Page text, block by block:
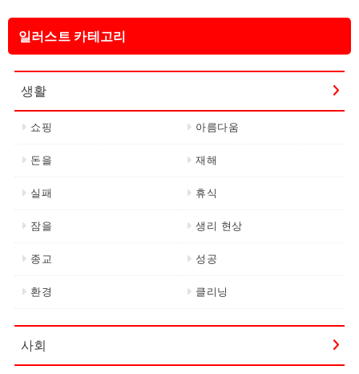
일러스트 카테고리
생활
쇼핑 아름다움
돈을 재해
실패 휴식
잠을 생리 현상
종교 성공
환경 클리닝
사회